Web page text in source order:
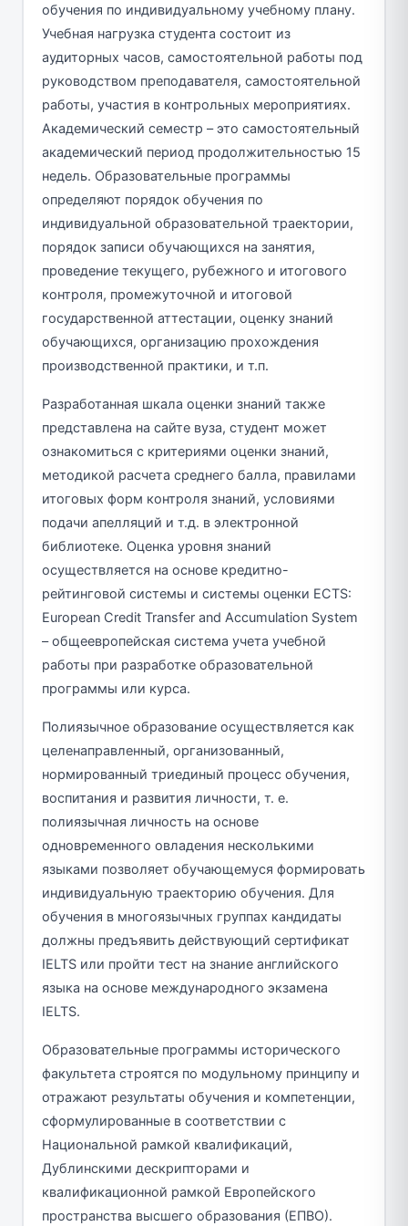
обучения по индивидуальному учебному плану.
Учебная нагрузка студента состоит из
аудиторных часов, самостоятельной работы под
руководством преподавателя, самостоятельной
работы, участия в контрольных мероприятиях.
Академический семестр – это самостоятельный
академический период продолжительностью 15
недель. Образовательные программы
определяют порядок обучения по
индивидуальной образовательной траектории,
порядок записи обучающихся на занятия,
проведение текущего, рубежного и итогового
контроля, промежуточной и итоговой
государственной аттестации, оценку знаний
обучающихся, организацию прохождения
производственной практики, и т.п.
Разработанная шкала оценки знаний также
представлена ​​на сайте вуза, студент может
ознакомиться с критериями оценки знаний,
методикой расчета среднего балла, правилами
итоговых форм контроля знаний, условиями
подачи апелляций и т.д. в электронной
библиотеке. Оценка уровня знаний
осуществляется на основе кредитно-
рейтинговой системы и системы оценки ECTS:
European Credit Transfer and Accumulation System
– общеевропейская система учета учебной
работы при разработке образовательной
программы или курса.
Полиязычное образование осуществляется как
целенаправленный, организованный,
нормированный триединый процесс обучения,
воспитания и развития личности, т. е.
полиязычная личность на основе
одновременного овладения несколькими
языками позволяет обучающемуся формировать
индивидуальную траекторию обучения. Для
обучения в многоязычных группах кандидаты
должны предъявить действующий сертификат
IELTS или пройти тест на знание английского
языка на основе международного экзамена
IELTS.
Образовательные программы исторического
факультета строятся по модульному принципу и
отражают результаты обучения и компетенции,
сформулированные в соответствии с
Национальной рамкой квалификаций,
Дублинскими дескрипторами и
квалификационной рамкой Европейского
пространства высшего образования (ЕПВО).